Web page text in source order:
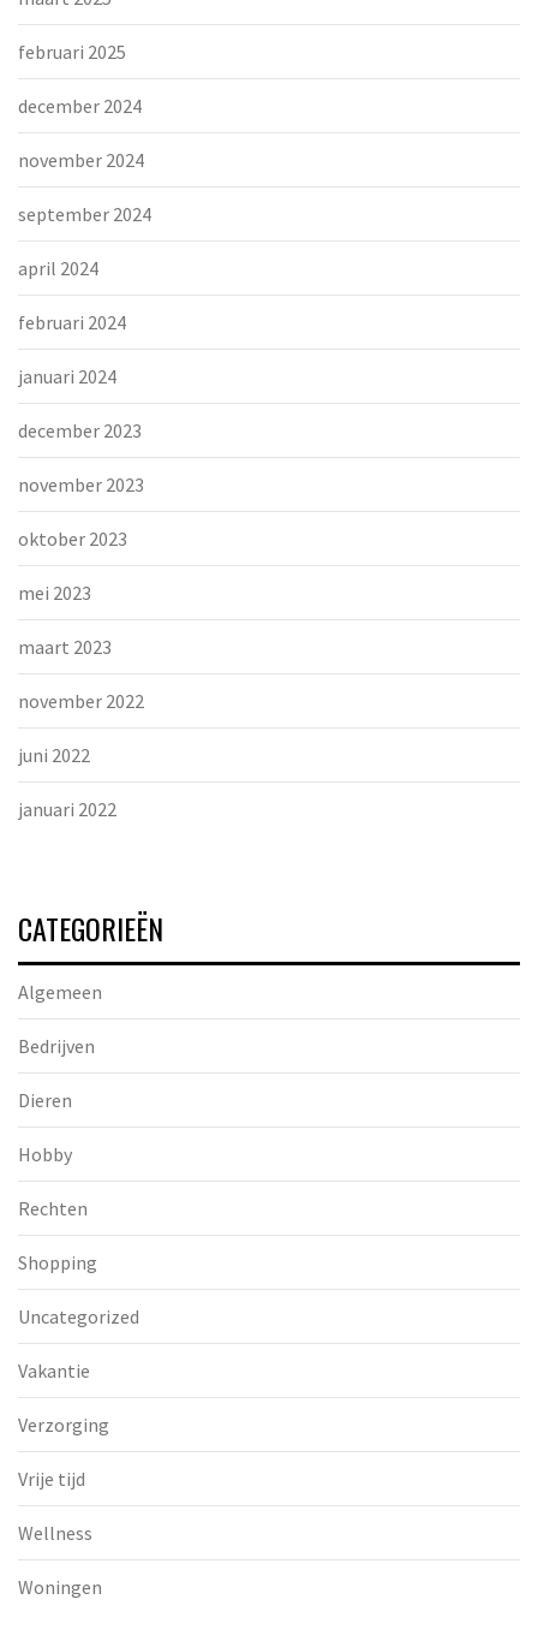
februari 2025
december 2024
november 2024
september 2024
april 2024
februari 2024
januari 2024
december 2023
november 2023
oktober 2023
mei 2023
maart 2023
november 2022
juni 2022
januari 2022
CATEGORIEËN
Algemeen
Bedrijven
Dieren
Hobby
Rechten
Shopping
Uncategorized
Vakantie
Verzorging
Vrije tijd
Wellness
Woningen